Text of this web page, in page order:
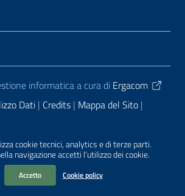
cookie tecnici, analytics e di terze parti.
navigazione accetti l’utilizzo dei cookie.
Accetto Cookie policy
Utili
informatica a cura di Ergacom
Dati Credits Mappa del Sito
accessi Dichiarazione di